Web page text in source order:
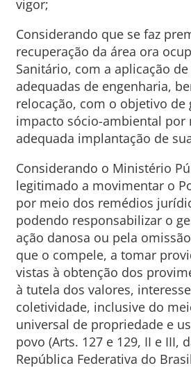
vigor;
Considerando que se faz
recuperação da área ora
Sanitário, com a aplicação
adequadas de engenharia,
relocação, com o objetivo de
impacto sócio-ambiental por
adequada implantação de
Considerando o Ministério
legitimado a movimentar o
por meio dos remédios
podendo responsabilizar o
ação danosa ou pela
que o compele, a tomar
vistas à obtenção dos
à tutela dos valores,
coletividade, inclusive do
universal de propriedade e
povo (Arts. 127 e 129, II e III,
República Federativa do